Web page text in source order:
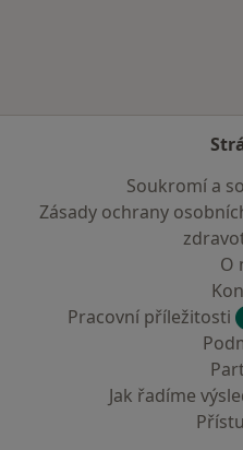
Soukromí a
Zásady ochrany
O
Pracovní příležitosti
Jak řadíme